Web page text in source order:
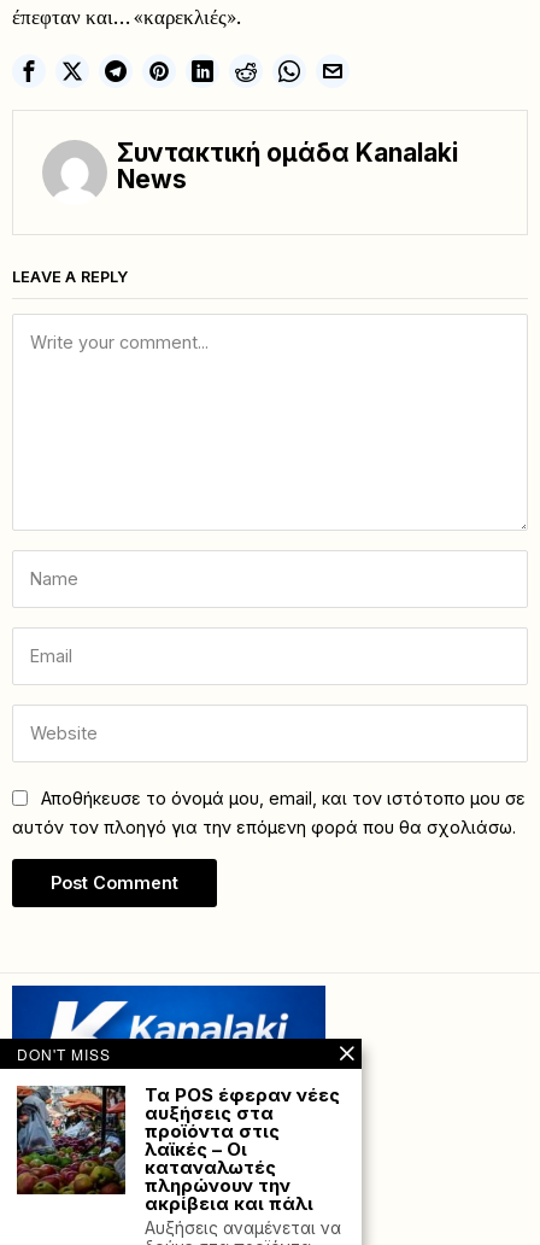
έπεφταν και… «καρεκλιές».
Συντακτική ομάδα Kanalaki
News
LEAVE A REPLY
Αποθήκευσε το όνομά μου, email, και τον ιστότοπο μου σε
αυτόν τον πλοηγό για την επόμενη φορά που θα σχολιάσω.
DON'T MISS
Τα POS έφεραν νέες
αυξήσεις στα
προϊόντα στις
λαϊκές – Οι
καταναλωτές
πληρώνουν την
ακρίβεια και πάλι
Αυξήσεις αναμένεται να